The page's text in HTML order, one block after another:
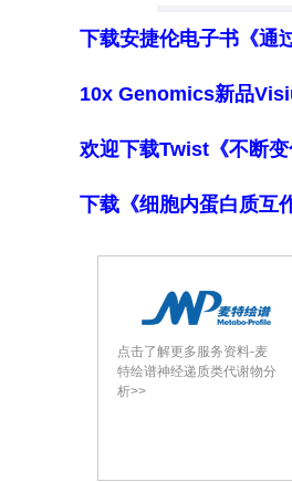
项），表明全球市
中，食品、饮料、
基于国家与属的分
按国家统计，中国
在红曲属相关专利
对可持续替代品的
（Monascus）占
面源于其在东亚
一方面因其红、黄
色素相关专利涵盖
括酶解提取、重组
下载安捷伦电子书《通
10x Genomics新品
欢迎下载Twist《不断
下载《细胞内蛋白质互
点击了解更多服务资料-麦
特绘谱神经递质类代谢物分
析>>